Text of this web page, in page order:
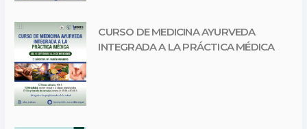
CURSO DE MEDICINA AYURVEDA
INTEGRADA A LA PRÁCTICA MÉDICA